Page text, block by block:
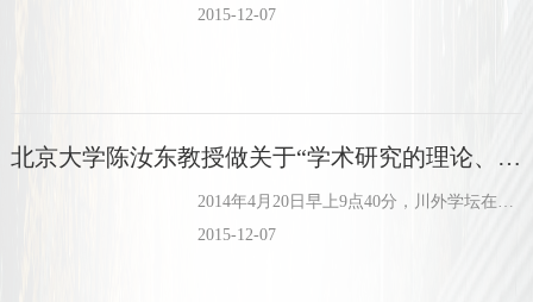
2015-12-07
北京大学陈汝东教授做关于“学术研究的理论、实践与方法：谈谈话语学研究的趋势”的学术报告
2015-12-07